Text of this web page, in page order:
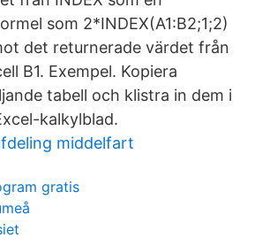
som 2*INDEX(A1:B2;1;2)
det returnerade värdet från
B1. Exempel. Kopiera
tabell och klistra in dem i
kalkylblad.
middelfart
gratis